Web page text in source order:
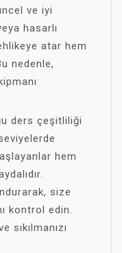
ve iyi
hasarlı
atar hem
nedenle,
ders çeşitliliği
hem
size
kontrol edin.
sıkılmanızı